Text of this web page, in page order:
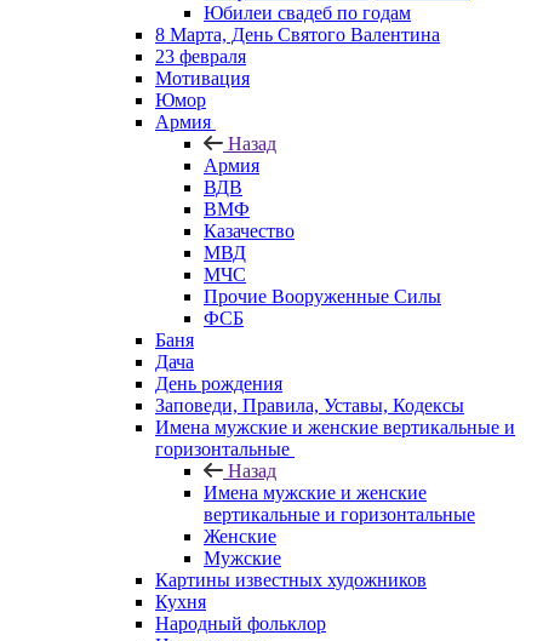
Юбилеи свадеб по годам
8 Марта, День Святого Валентина
23 февраля
Мотивация
Юмор
Армия
Назад
Армия
ВДВ
ВМФ
Казачество
МВД
МЧС
Прочие Вооруженные Силы
ФСБ
Баня
Дача
День рождения
Заповеди, Правила, Уставы, Кодексы
Имена мужские и женские вертикальные и
горизонтальные
Назад
Имена мужские и женские
вертикальные и горизонтальные
Женские
Мужские
Картины известных художников
Кухня
Народный фольклор